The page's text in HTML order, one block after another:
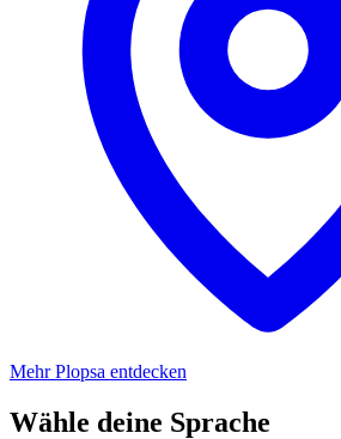
Mehr Plopsa entdecken
Wähle deine Sprache